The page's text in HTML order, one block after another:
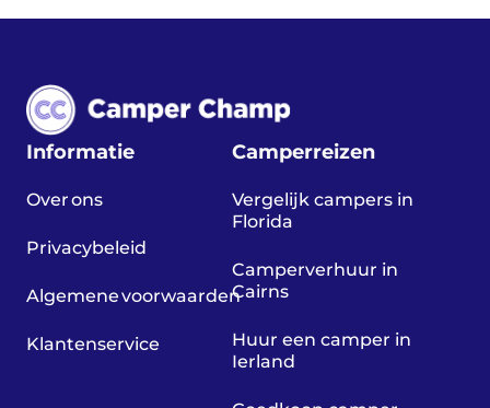
Informatie
Over ons
Privacybeleid
Algemene voorwaarden
Klantenservice
Camperreizen
Vergelijk campers in
Florida
Camperverhuur in
Cairns
Huur een camper in
Ierland